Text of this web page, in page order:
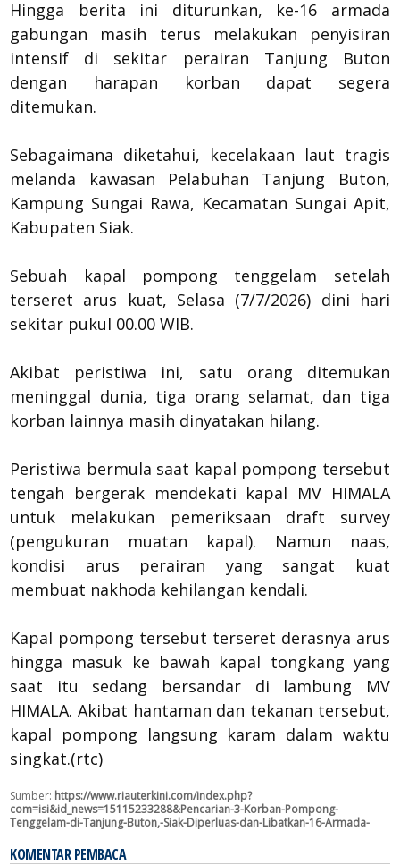
​Hingga berita ini diturunkan, ke-16 armada
gabungan masih terus melakukan penyisiran
intensif di sekitar perairan Tanjung Buton
dengan harapan korban dapat segera
ditemukan.
Sebagaimana diketahui, kecelakaan laut tragis
melanda kawasan Pelabuhan Tanjung Buton,
Kampung Sungai Rawa, Kecamatan Sungai Apit,
Kabupaten Siak.
Sebuah kapal pompong tenggelam setelah
terseret arus kuat, Selasa (7/7/2026) dini hari
sekitar pukul 00.00 WIB.
Akibat peristiwa ini, satu orang ditemukan
meninggal dunia, tiga orang selamat, dan tiga
korban lainnya masih dinyatakan hilang.
​Peristiwa bermula saat kapal pompong tersebut
tengah bergerak mendekati kapal MV HIMALA
untuk melakukan pemeriksaan draft survey
(pengukuran muatan kapal). Namun naas,
kondisi arus perairan yang sangat kuat
membuat nakhoda kehilangan kendali.
​Kapal pompong tersebut terseret derasnya arus
hingga masuk ke bawah kapal tongkang yang
saat itu sedang bersandar di lambung MV
HIMALA. Akibat hantaman dan tekanan tersebut,
kapal pompong langsung karam dalam waktu
singkat.(rtc)
Sumber: https://www.riauterkini.com/index.php?
com=isi&id_news=15115233288&Pencarian-3-Korban-Pompong-
Tenggelam-di-Tanjung-Buton,-Siak-Diperluas-dan-Libatkan-16-Armada-
KOMENTAR PEMBACA